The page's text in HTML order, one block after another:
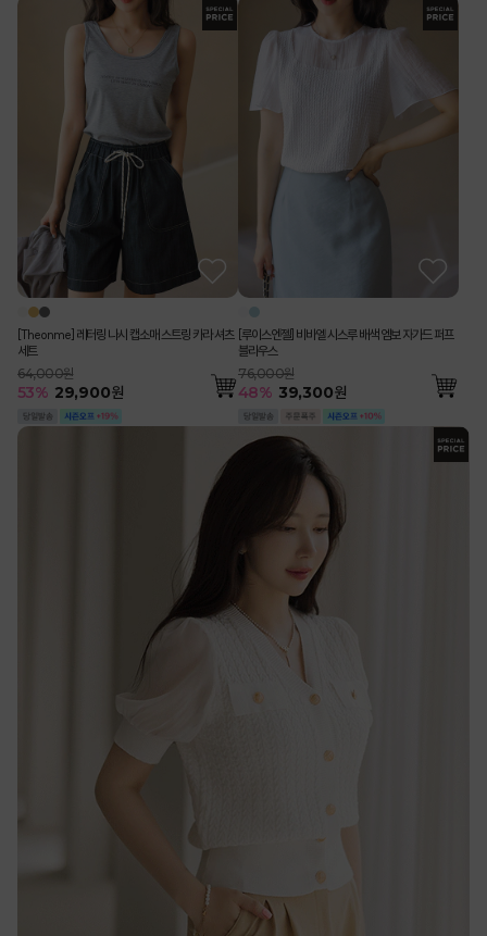
[Theonme] 레터링 나시 캡소매 스트링 카라 셔츠
세트
64,000원
53% 29,900원
[루이스엔젤] 비바엘 시스루 배색 엠보 자가드 퍼프
블라우스
76,000원
48% 39,300원